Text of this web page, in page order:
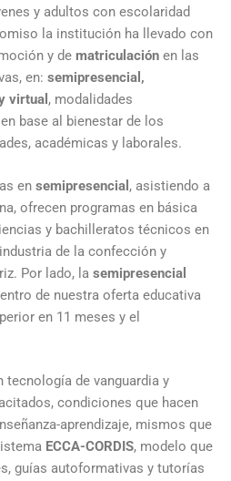
y adultos con escolaridad
la institución ha llevado con
y de matriculación en las
en: semipresencial,
virtual , modalidades
base al bienestar de los
académicas y laborales.
en semipresencial , asistiendo a
ofrecen programas en básica
y bachilleratos técnicos en
de la confección y
Por lado, la semipresencial
de nuestra oferta educativa
en 11 meses y el
tecnología de vanguardia y
condiciones que hacen
aprendizaje, mismos que
ECCA-CORDIS, modelo que
guías autoformativas y tutorías